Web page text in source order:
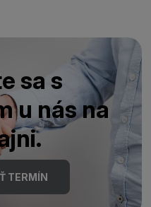
sa s
u nás na
TERMÍN